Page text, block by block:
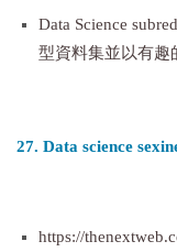
Data Science
型資料集並以有趣
27. Data science
https://